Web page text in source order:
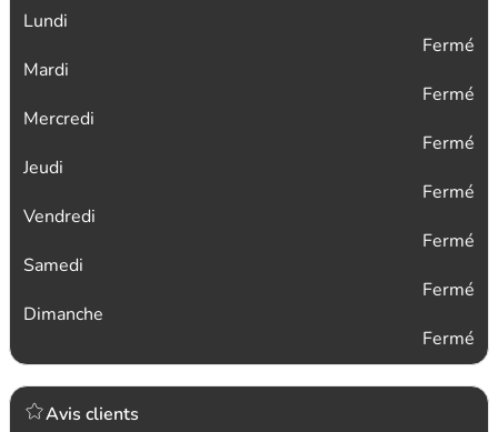
Lundi
Fermé
Mardi
Fermé
Mercredi
Fermé
Jeudi
Fermé
Vendredi
Fermé
Samedi
Fermé
Dimanche
Fermé
Avis clients